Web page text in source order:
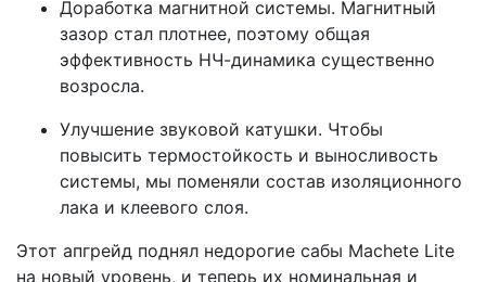
Доработка магнитной системы. Магнитный
зазор стал плотнее, поэтому общая
эффективность НЧ-динамика существенно
возросла.
Улучшение звуковой катушки. Чтобы
повысить термостойкость и выносливость
системы, мы поменяли состав изоляционного
лака и клеевого слоя.
Этот апгрейд поднял недорогие сабы Machete Lite
на новый уровень, и теперь их номинальная и